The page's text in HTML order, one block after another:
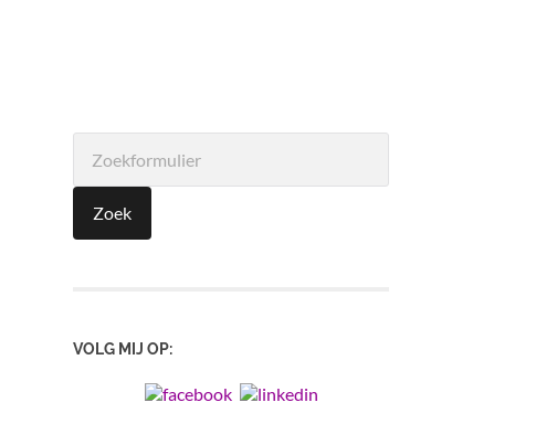
VOLG MIJ OP: